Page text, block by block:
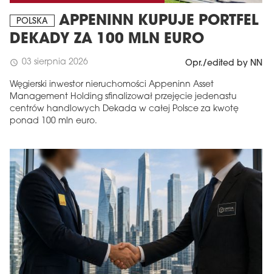
POLSKA
APPENINN KUPUJE PORTFEL
DEKADY ZA 100 MLN EURO
schedule 03 sierpnia 2026 Opr./edited by NN
Węgierski inwestor nieruchomości Appeninn Asset
Management Holding sfinalizował przejęcie jedenastu
centrów handlowych Dekada w całej Polsce za kwotę
ponad 100 mln euro.